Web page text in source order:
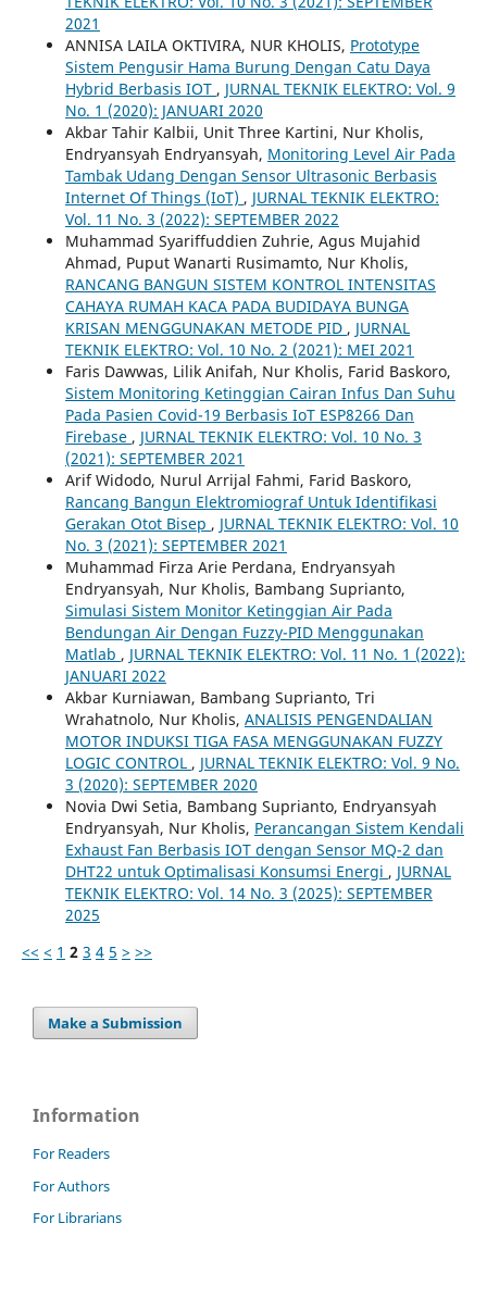
2021
ANNISA LAILA OKTIVIRA, NUR KHOLIS, Prototype
Sistem Pengusir Hama Burung Dengan Catu Daya
Hybrid Berbasis IOT , JURNAL TEKNIK ELEKTRO: Vol. 9
No. 1 (2020): JANUARI 2020
Akbar Tahir Kalbii, Unit Three Kartini, Nur Kholis,
Endryansyah Endryansyah, Monitoring Level Air Pada
Tambak Udang Dengan Sensor Ultrasonic Berbasis
Internet Of Things (IoT) , JURNAL TEKNIK ELEKTRO:
Vol. 11 No. 3 (2022): SEPTEMBER 2022
Muhammad Syariffuddien Zuhrie, Agus Mujahid
Ahmad, Puput Wanarti Rusimamto, Nur Kholis,
RANCANG BANGUN SISTEM KONTROL INTENSITAS
CAHAYA RUMAH KACA PADA BUDIDAYA BUNGA
KRISAN MENGGUNAKAN METODE PID , JURNAL
TEKNIK ELEKTRO: Vol. 10 No. 2 (2021): MEI 2021
Faris Dawwas, Lilik Anifah, Nur Kholis, Farid Baskoro,
Sistem Monitoring Ketinggian Cairan Infus Dan Suhu
Pada Pasien Covid-19 Berbasis IoT ESP8266 Dan
Firebase , JURNAL TEKNIK ELEKTRO: Vol. 10 No. 3
(2021): SEPTEMBER 2021
Arif Widodo, Nurul Arrijal Fahmi, Farid Baskoro,
Rancang Bangun Elektromiograf Untuk Identifikasi
Gerakan Otot Bisep , JURNAL TEKNIK ELEKTRO: Vol. 10
No. 3 (2021): SEPTEMBER 2021
Muhammad Firza Arie Perdana, Endryansyah
Endryansyah, Nur Kholis, Bambang Suprianto,
Simulasi Sistem Monitor Ketinggian Air Pada
Bendungan Air Dengan Fuzzy-PID Menggunakan
Matlab , JURNAL TEKNIK ELEKTRO: Vol. 11 No. 1 (2022):
JANUARI 2022
Akbar Kurniawan, Bambang Suprianto, Tri
Wrahatnolo, Nur Kholis, ANALISIS PENGENDALIAN
MOTOR INDUKSI TIGA FASA MENGGUNAKAN FUZZY
LOGIC CONTROL , JURNAL TEKNIK ELEKTRO: Vol. 9 No.
3 (2020): SEPTEMBER 2020
Novia Dwi Setia, Bambang Suprianto, Endryansyah
Endryansyah, Nur Kholis, Perancangan Sistem Kendali
Exhaust Fan Berbasis IOT dengan Sensor MQ-2 dan
DHT22 untuk Optimalisasi Konsumsi Energi , JURNAL
TEKNIK ELEKTRO: Vol. 14 No. 3 (2025): SEPTEMBER
2025
<< < 1 2 3 4 5 > >>
Make a Submission
Information
For Readers
For Authors
For Librarians